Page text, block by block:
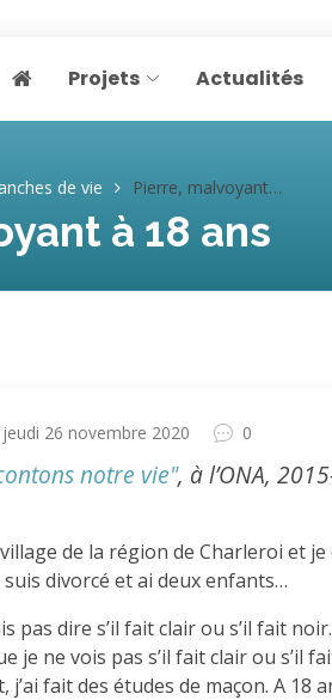
Page home
Projets Actualités
de vie Pierre, malvoyant à 18 ans
à 18 ans
jeudi 26 novembre 2020 0
notre vie", à l’ONA,
de la région de Charleroi et je
suis divorcé et ai deux enfants…
pas dire s’il fait clair ou s’il fait
je ne vois pas s’il fait clair ou s’il
j’ai fait des études de maçon. A 18